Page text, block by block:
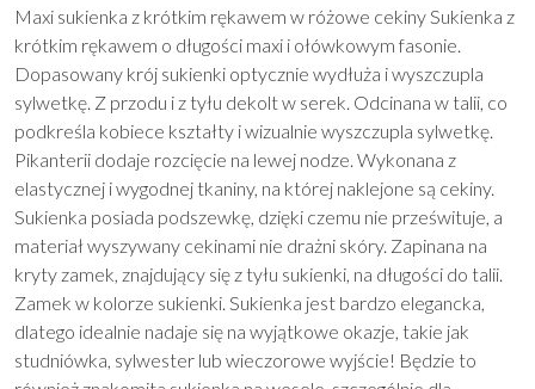
Maxi sukienka z krótkim rękawem w różowe cekiny Sukienka z
krótkim rękawem o długości maxi i ołówkowym fasonie.
Dopasowany krój sukienki optycznie wydłuża i wyszczupla
sylwetkę. Z przodu i z tyłu dekolt w serek. Odcinana w talii, co
podkreśla kobiece kształty i wizualnie wyszczupla sylwetkę.
Pikanterii dodaje rozcięcie na lewej nodze. Wykonana z
elastycznej i wygodnej tkaniny, na której naklejone są cekiny.
Sukienka posiada podszewkę, dzięki czemu nie prześwituje, a
materiał wyszywany cekinami nie drażni skóry. Zapinana na
kryty zamek, znajdujący się z tyłu sukienki, na długości do talii.
Zamek w kolorze sukienki. Sukienka jest bardzo elegancka,
dlatego idealnie nadaje się na wyjątkowe okazje, takie jak
studniówka, sylwester lub wieczorowe wyjście! Będzie to